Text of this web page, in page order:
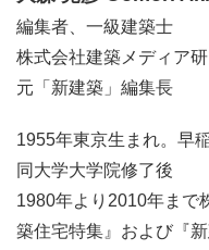
編集者、一級建築士
株式会社建築メディア
元「新建築」編集長
1955年東京生まれ。早
同大学大学院修了後
1980年より2010年まで
築住宅特集』および『